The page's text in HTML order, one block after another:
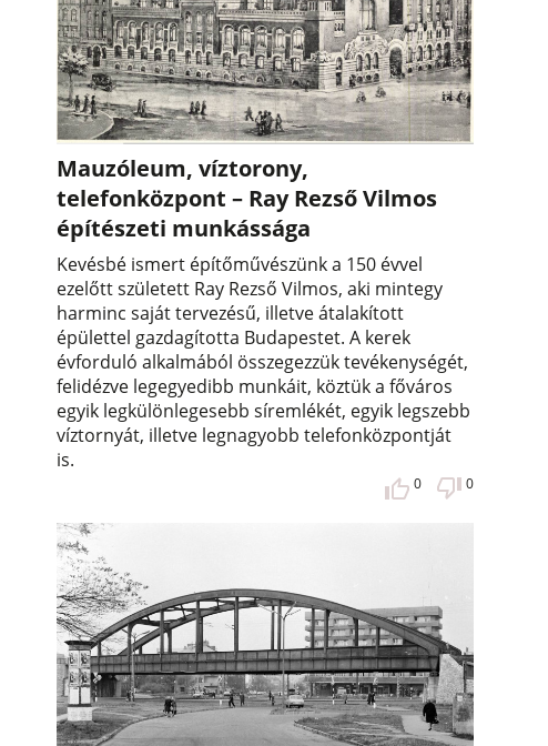
Mauzóleum, víztorony,
telefonközpont – Ray Rezső Vilmos
építészeti munkássága
Kevésbé ismert építőművészünk a 150 évvel
ezelőtt született Ray Rezső Vilmos, aki mintegy
harminc saját tervezésű, illetve átalakított
épülettel gazdagította Budapestet. A kerek
évforduló alkalmából összegezzük tevékenységét,
felidézve legegyedibb munkáit, köztük a főváros
egyik legkülönlegesebb síremlékét, egyik legszebb
víztornyát, illetve legnagyobb telefonközpontját
is.
0 0